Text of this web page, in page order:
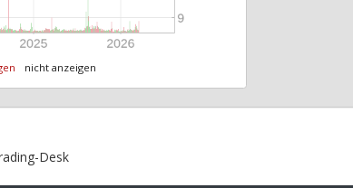
nicht anzeigen
Desk